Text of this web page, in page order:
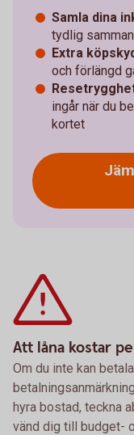
Samla dina
tydlig
Extra
och förlängd
ingår när du
kortet
Att låna kostar
Om du inte kan
hyra bostad, teckna
vänd dig till budget-